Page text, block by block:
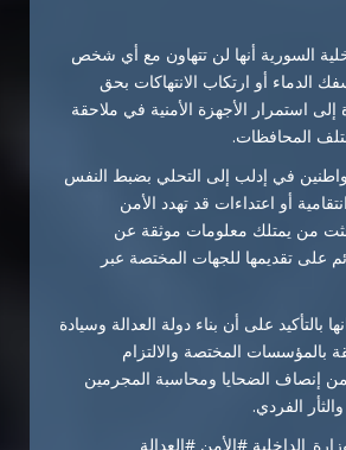
السورية أنها لن تتهاون مع أي شخص
الدماء أو ارتكاب الانتهاكات بحق
استمرار الأجهزة الأمنية في ملاحقة
المحافظات.
في إدلب إلى التحلي بضبط النفس
أو اعتداءات قد تهدد الأمن
حثت من يمتلك معلومات موثقة عن
على تقديمها للجهات المختصة عبر
بالتأكيد على أن بناء دولة العدالة وسيادة
بالمؤسسات المختصة والالتزام
إنصاف الضحايا ومحاسبة المجرمين
الفردي.
#الأمن #العدالة